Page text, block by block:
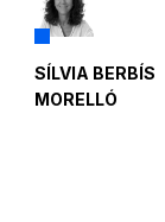
SÍLVIA BERBÍS
MORELLÓ